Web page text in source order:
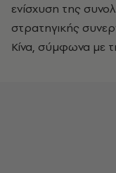
ενίσχυση της
στρατηγικής
Κίνα, σύμφωνα με